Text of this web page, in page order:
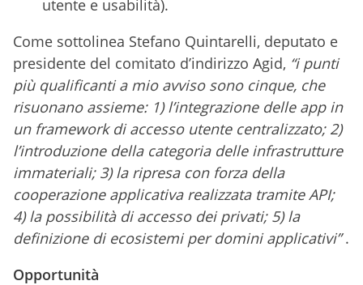
utente e usabilità).
Come sottolinea Stefano Quintarelli, deputato e
presidente del comitato d’indirizzo Agid, “i punti
più qualificanti a mio avviso sono cinque, che
risuonano assieme: 1) l’integrazione delle app in
un framework di accesso utente centralizzato; 2)
l’introduzione della categoria delle infrastrutture
immateriali; 3) la ripresa con forza della
cooperazione applicativa realizzata tramite API;
4) la possibilità di accesso dei privati; 5) la
definizione di ecosistemi per domini applicativi”.
Opportunità